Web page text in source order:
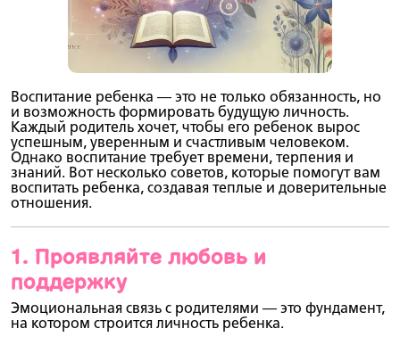
Воспитание ребенка — это не только обязанность, но
и возможность формировать будущую личность.
Каждый родитель хочет, чтобы его ребенок вырос
успешным, уверенным и счастливым человеком.
Однако воспитание требует времени, терпения и
знаний. Вот несколько советов, которые помогут вам
воспитать ребенка, создавая теплые и доверительные
отношения.
1. Проявляйте любовь и
поддержку
Эмоциональная связь с родителями — это фундамент,
на котором строится личность ребенка.